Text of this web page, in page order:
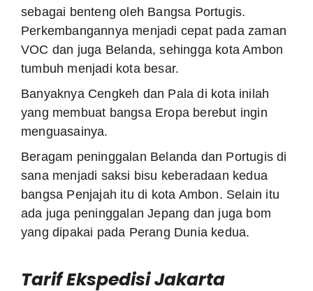
sebagai benteng oleh Bangsa Portugis.
Perkembangannya menjadi cepat pada zaman
VOC dan juga Belanda, sehingga kota Ambon
tumbuh menjadi kota besar.
Banyaknya Cengkeh dan Pala di kota inilah
yang membuat bangsa Eropa berebut ingin
menguasainya.
Beragam peninggalan Belanda dan Portugis di
sana menjadi saksi bisu keberadaan kedua
bangsa Penjajah itu di kota Ambon. Selain itu
ada juga peninggalan Jepang dan juga bom
yang dipakai pada Perang Dunia kedua.
Tarif Ekspedisi Jakarta